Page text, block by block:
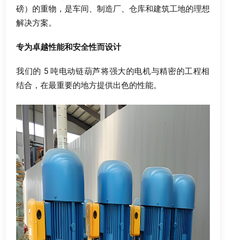
磅）的重物 ， 是车间、 制造厂、 仓库和建筑工地的理想
解决方案。
专为卓越性能和安全性而设计
我们的 5吨电动链葫芦将强大的电机与精密的工程相
结合 ， 在最重要的地方提供出色的性能。